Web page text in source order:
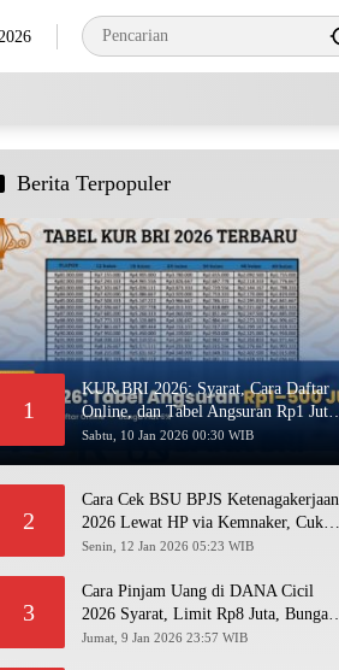
Berita Terpopuler
1
KUR BRI 2026: Syarat, Cara Daftar
Online, dan Tabel Angsuran Rp1 Juta–
500 Juta Terbaru
Sabtu, 10 Jan 2026 00:30 WIB
2
Cara Cek BSU BPJS Ketenagakerjaan
2026 Lewat HP via Kemnaker, Cukup
Pakai NIK KTP!
Senin, 12 Jan 2026 05:23 WIB
3
Cara Pinjam Uang di DANA Cicil
2026 Syarat, Limit Rp8 Juta, Bunga &
Langkah Pengajuan Lengkap
Jumat, 9 Jan 2026 23:57 WIB